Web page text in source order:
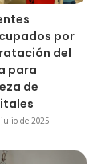
por
del
para
de
de 2025